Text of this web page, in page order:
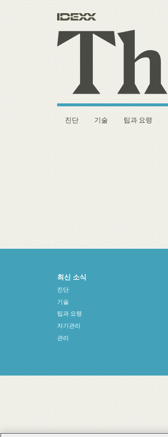
진단 기술 팁과 요령
최신 소식
진단
기술
팁과 요령
자기관리
관리